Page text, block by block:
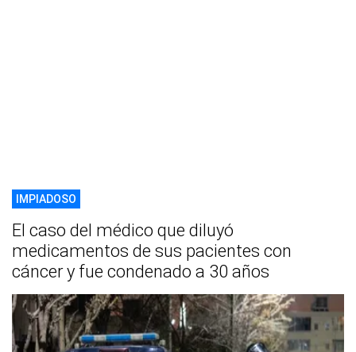
IMPIADOSO
El caso del médico que diluyó
medicamentos de sus pacientes con
cáncer y fue condenado a 30 años